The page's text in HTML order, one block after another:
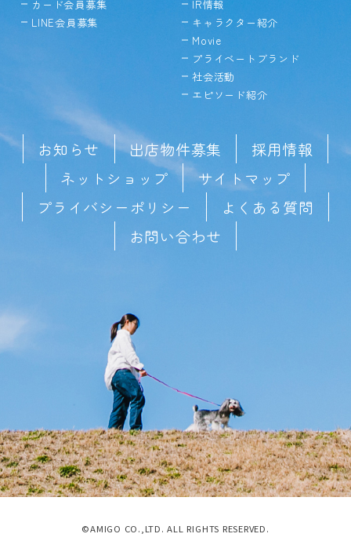
カード会員募集
LINE会員募集
IR情報
キャラクター紹介
Movie
プライベートブランド
社会活動
エピソード紹介
お知らせ 出店物件募集
採用情報
ネットショップ
サイトマップ
プライバシーポリシー
よくある質問
お問い合わせ
©AMIGO CO.,LTD. ALL RIGHTS RESERVED.